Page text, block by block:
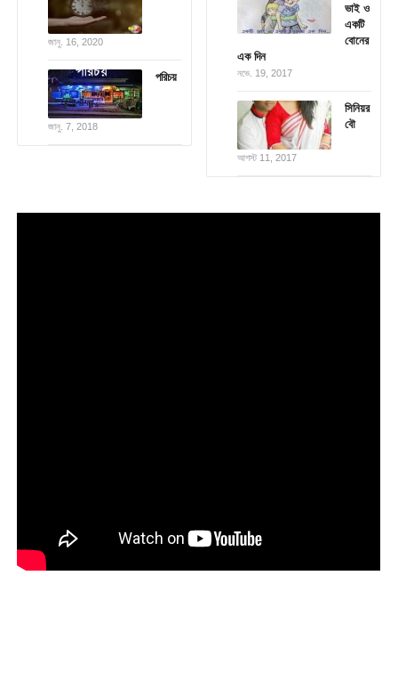
জানু. 16, 2020
পরিচয়
জানু. 7, 2018
ভাই ও
একটি
বোনের
এক দিন
নভে. 19, 2017
সিনিয়র
বৌ
আগস্ট 11, 2017